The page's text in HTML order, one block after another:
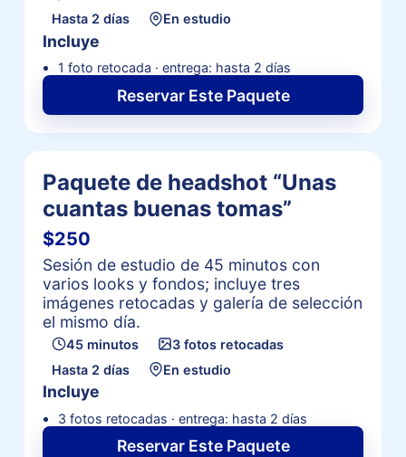
Hasta 2 días
En estudio
Incluye
1 foto retocada · entrega: hasta 2 días
Reservar Este Paquete
Paquete de headshot “Unas
cuantas buenas tomas”
$250
Sesión de estudio de 45 minutos con
varios looks y fondos; incluye tres
imágenes retocadas y galería de selección
el mismo día.
45 minutos
3 fotos retocadas
Hasta 2 días
En estudio
Incluye
3 fotos retocadas · entrega: hasta 2 días
Reservar Este Paquete